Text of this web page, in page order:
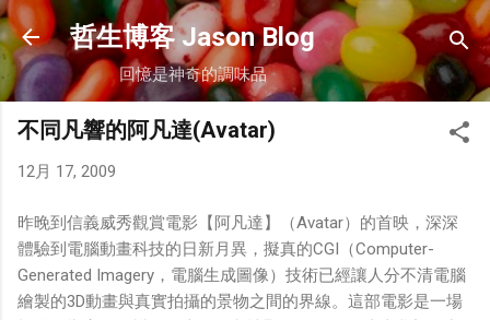
跳到主要內容
哲生博客 Jason Blog
回憶是神奇的調味品
不同凡響的阿凡達(Avatar)
12月 17, 2009
昨晚到信義威秀觀賞電影【阿凡達】（Avatar）的首映，深深
體驗到電腦動畫科技的日新月異，擬真的CGI（Computer-
Generated Imagery，電腦生成圖像）技術已經讓人分不清電腦
繪製的3D動畫與真實拍攝的景物之間的界線。這部電影是一場